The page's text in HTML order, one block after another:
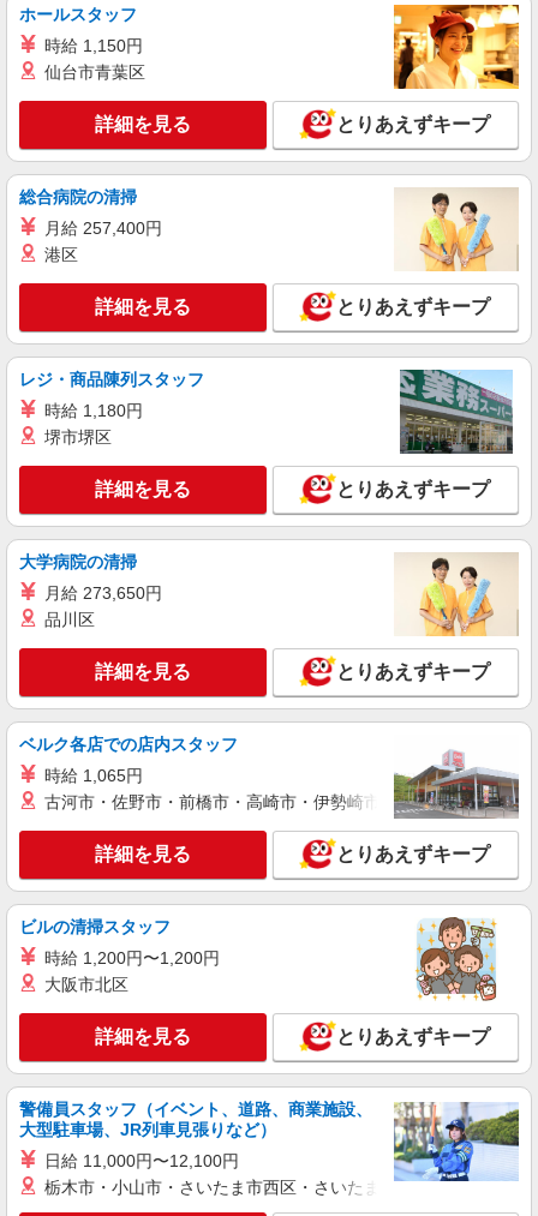
アルバイト パート
SOMPOケア 川口東領家 定期巡回/5254db2
★夜勤：1勤務14,912円〜15,312円（時給制・
夜勤手当含む） 時給：1,364円 ◎週20時間以上勤
務（社保加入者）の場合は時給：1,414円
埼玉県川口市東領家2丁目8-6 【そんぽの家
S 川口東領家】建物内
キープ 詳細を見る
株式会社kotrio /●SW-H1-2094196
シニア向けマンションで見守り・食事配膳等＊
川口駅＊日払可
時給1650円〜2312円 ＜日払い有/週払い有/交
キープ 詳細を見る
株式会社kotrio /●SW-H1-2069815
蕨駅★未経験OKの人間関係に悩まない職場へ
時給1650円〜2312円 ＜日払い有/週払い有/交
通費全支給(ガソリン代含む)＞
川口市 ★来社不要/面接なし
キープ
派遣社員
<川口元郷>高時給&シフト柔軟でいいとこ取り
♪サ高住の補助STAFF
時給1550円〜2312円 ＜日払い有/週払い有/交
通費全支給(ガソリン代含む)＞
＜駅チカ＞川口元郷駅すぐ
キープ 詳細を見る
派遣社員
（株）ウィルオブ・ワークCW 大宮支店/ms110101
高齢者向け住宅staff
時給1650円 ◆前払い・日払い・週払いOK
埼玉県川口市
ホールスタッフ
時給 1,150円
仙台市青葉区
詳細を見る とりあえずキープ
総合病院の清掃
月給 257,400円
港区
詳細を見る とりあえずキープ
レジ・商品陳列スタッフ
時給 1,180円
堺市堺区
詳細を見る とりあえずキープ
大学病院の清掃
月給 273,650円
品川区
詳細を見る とりあえずキープ
ベルク各店での店内スタッフ
時給 1,065円
古河市・佐野市・前橋市・高崎市・伊勢崎市・太田市・館林市
詳細を見る とりあえずキープ
ビルの清掃スタッフ
時給 1,200円〜1,200円
大阪市北区
詳細を見る とりあえずキープ
警備員スタッフ（イベント、道路、商業施設、
大型駐車場、JR列車見張りなど）
日給 11,000円〜12,100円
栃木市・小山市・さいたま市西区・さいたま市岩槻区・久喜市・